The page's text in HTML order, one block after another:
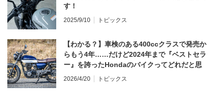
す！
2025/9/10 トピックス
【わかる？】車検のある400ccクラスで発売か
らもう4年……だけど2024年まで『ベストセラ
ー』を誇ったHondaのバイクってどれだと思
う？
2026/4/20 トピックス